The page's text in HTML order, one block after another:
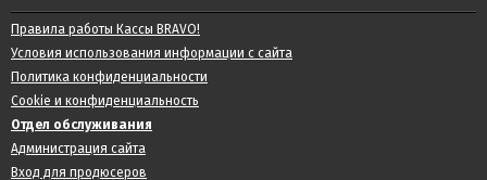
Правила работы Кассы BRAVO!
Условия использования информации с сайта
Политика конфиденциальности
Cookie и конфиденциальность
Отдел обслуживания
Администрация сайта
Вход для продюсеров